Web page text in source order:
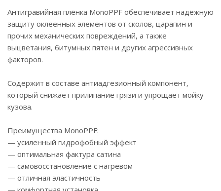
Антигравийная плёнка MonoPPF обеспечивает надёжную
защиту оклеенных элементов от сколов, царапин и
прочих механических повреждений, а также
выцветания, битумных пятен и других агрессивных
факторов.
Содержит в составе антиадгезионный компонент,
который снижает прилипание грязи и упрощает мойку
кузова.
Преимущества MonoPPF:
— усиленный гидрофобный эффект
— оптимальная фактура сатина
— самовосстановление с нагревом
— отличная эластичность